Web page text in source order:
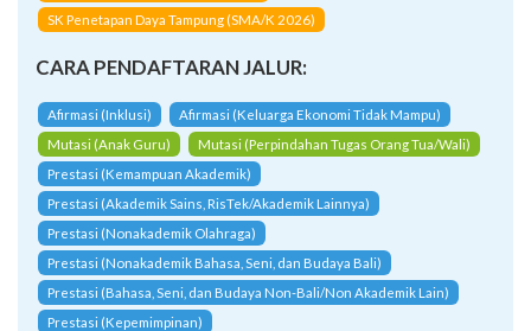
SK Penetapan Daya Tampung (SMA/K 2026)
CARA PENDAFTARAN JALUR:
Afirmasi (Inklusi)
Afirmasi (Keluarga Ekonomi Tidak Mampu)
Mutasi (Anak Guru)
Mutasi (Perpindahan Tugas Orang Tua/Wali)
Prestasi (Kemampuan Akademik)
Prestasi (Akademik Sains, RisTek/Akademik Lainnya)
Prestasi (Nonakademik Olahraga)
Prestasi (Nonakademik Bahasa, Seni, dan Budaya Bali)
Prestasi (Bahasa, Seni, dan Budaya Non-Bali/Non Akademik Lain)
Prestasi (Kepemimpinan)